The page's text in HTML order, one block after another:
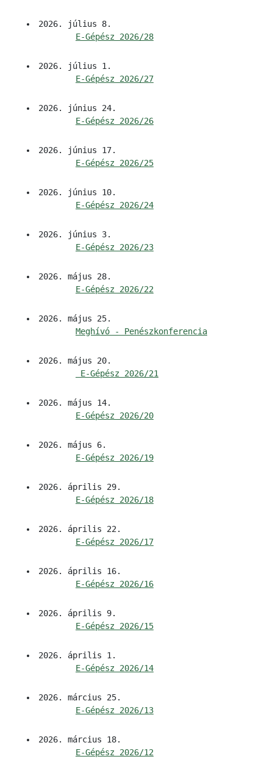
2026. július 8.
E-Gépész 2026/28
2026. július 1.
E-Gépész 2026/27
2026. június 24.
E-Gépész 2026/26
2026. június 17.
E-Gépész 2026/25
2026. június 10.
E-Gépész 2026/24
2026. június 3.
E-Gépész 2026/23
2026. május 28.
E-Gépész 2026/22
2026. május 25.
Meghívó - Penészkonferencia
2026. május 20.
E-Gépész 2026/21
2026. május 14.
E-Gépész 2026/20
2026. május 6.
E-Gépész 2026/19
2026. április 29.
E-Gépész 2026/18
2026. április 22.
E-Gépész 2026/17
2026. április 16.
E-Gépész 2026/16
2026. április 9.
E-Gépész 2026/15
2026. április 1.
E-Gépész 2026/14
2026. március 25.
E-Gépész 2026/13
2026. március 18.
E-Gépész 2026/12